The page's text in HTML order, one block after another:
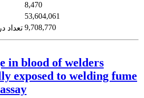
8,470
53,604,061
تعداد 9,708,770
in blood of welders
exposed to welding fume